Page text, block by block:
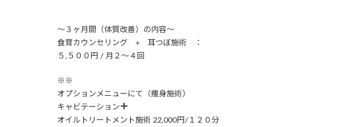
〜３ヶ月間（体質改善）の内容〜
食育カウンセリング + 耳つぼ施術 ：
５,５００円 / 月２〜４回
※※
オプションメニューにて（痩身施術）
キャビテーション
オイルトリートメント施術 22,000円/１２０分